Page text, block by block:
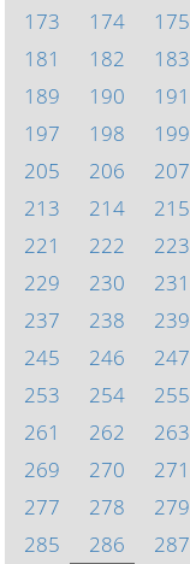
173
174 175
181
182 183
189
190 191
197
198 199
205
206 207
213
214 215
221
222 223
229
230 231
237
238 239
245
246 247
253
254 255
261
262 263
269
270 271
277
278 279
285
286 287